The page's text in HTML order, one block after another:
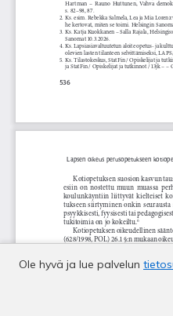
Ole hyvä ja lue palvelun